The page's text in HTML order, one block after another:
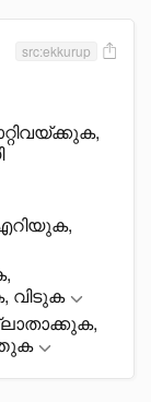
src:ekkurup
വിടുക